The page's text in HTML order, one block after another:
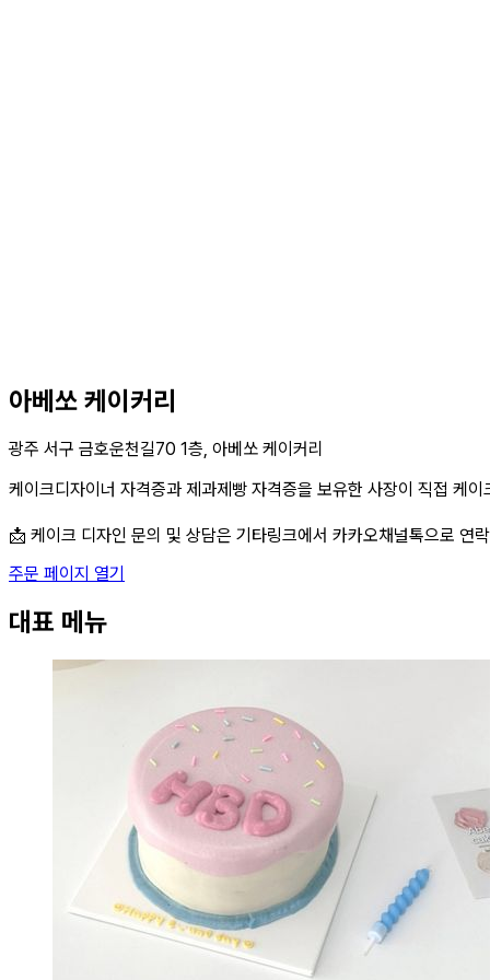
아베쏘 케이커리
광주 서구 금호운천길70 1층, 아베쏘 케이커리
케이크디자이너 자격증과 제과제빵 자격증을 보유한 사장이 직접 케
📩 케이크 디자인 문의 및 상담은 기타링크에서 카카오채널톡으로 연
주문 페이지 열기
대표 메뉴